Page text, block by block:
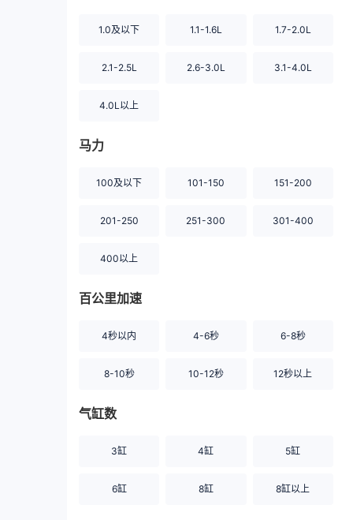
1.0及以下 1.1-1.6L 1.7-2.0L
2.1-2.5L 2.6-3.0L 3.1-4.0L
4.0L以上
马力
100及以下 101-150 151-200
201-250 251-300 301-400
400以上
百公里加速
4秒以内 4-6秒 6-8秒
8-10秒 10-12秒 12秒以上
气缸数
3缸 4缸 5缸
6缸 8缸 8缸以上